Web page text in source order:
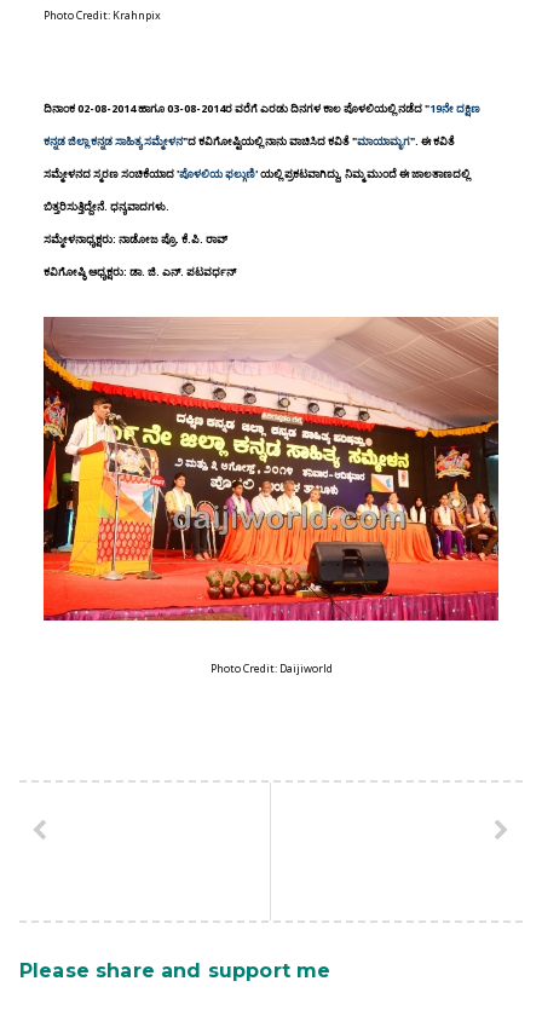
Photo Credit: Krahnpix
ದಿನಾಂಕ 02-08-2014 ಹಾಗೂ 03-08-2014ರ ವರೆಗೆ ಎರಡು ದಿನಗಳ ಕಾಲ ಪೊಳಲಿಯಲ್ಲಿ ನಡೆದ "19ನೇ ದಕ್ಷಿಣ
ಕನ್ನಡ ಜಿಲ್ಲಾ ಕನ್ನಡ ಸಾಹಿತ್ಯ ಸಮ್ಮೇಳನ"ದ ಕವಿಗೋಷ್ಟಿಯಲ್ಲಿ ನಾನು ವಾಚಿಸಿದ ಕವಿತೆ "ಮಾಯಾಮೃಗ". ಈ ಕವಿತೆ
ಸಮ್ಮೇಳನದ ಸ್ಮರಣ ಸಂಚಿಕೆಯಾದ 'ಪೊಳಲಿಯ ಫಲ್ಗುಣಿ' ಯಲ್ಲಿ ಪ್ರಕಟವಾಗಿದ್ದು, ನಿಮ್ಮ ಮುಂದೆ ಈ ಜಾಲತಾಣದಲ್ಲಿ
ಬಿತ್ತರಿಸುತ್ತಿದ್ದೇನೆ. ಧನ್ಯವಾದಗಳು.
ಸಮ್ಮೇಳನಾಧ್ಯಕ್ಷರು: ನಾಡೋಜ ಪ್ರೊ. ಕೆ.ಪಿ. ರಾವ್
ಕವಿಗೋಷ್ಠಿ ಅಧ್ಯಕ್ಷರು: ಡಾ. ಜಿ. ಎನ್. ಪಟವರ್ಧನ್
Photo Credit: Daijiworld
Please share and support me